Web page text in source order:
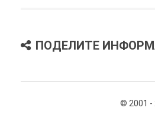
ПОДЕЛИТЕ
© 2001 -